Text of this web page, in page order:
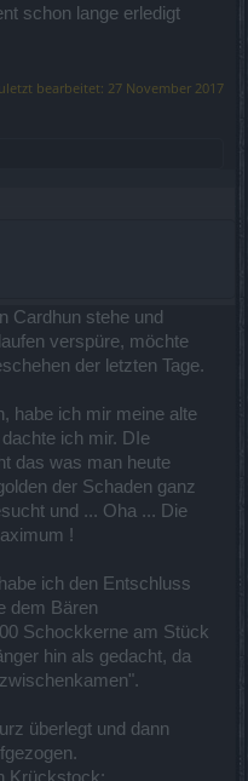
schon lange erledigt
bearbeitet: 27 November 2017
Cardhun stehe und
verspüre, möchte
der letzten Tage.
habe ich mir meine alte
ich mir. DIe
das was man heute
der Schaden ganz
und ... Oha ... Die
!
ich den Entschluss
dem Bären
Schockkerne am Stück
hin als gedacht, da
überlegt und dann